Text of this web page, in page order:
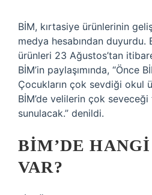
BİM, kırtasiye ürünlerinin
medya hesabından duyurdu.
ürünleri 23 Ağustos’tan
BİM’in paylaşımında, “Önce
Çocukların çok sevdiği okul
BİM’de velilerin çok
sunulacak.” denildi.
BİM’DE
VAR?